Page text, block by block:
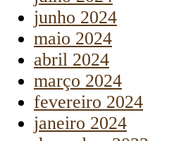
junho 2024
maio 2024
abril 2024
março 2024
fevereiro 2024
janeiro 2024